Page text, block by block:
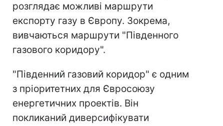
розглядає можливі маршрути
експорту газу в Європу. Зокрема,
вивчаються маршрути "Південного
газового коридору".
"Південний газовий коридор" є одним
з пріоритетних для Євросоюзу
енергетичних проектів. Він
покликаний диверсифікувати